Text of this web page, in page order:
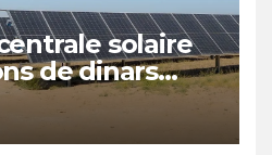
solaire
de dinars
la transition
créer 400